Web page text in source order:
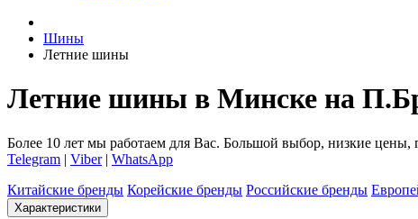
Шины
Летние шины
Летние шины в Минске на
Более 10 лет мы работаем для Вас. Большой выбор, низкие цены,
Telegram | Viber| WhatsApp
Китайские бренды Корейские бренды Российские бренды
Характеристики